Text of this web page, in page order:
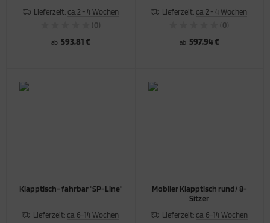
Lieferzeit: ca. 2 - 4 Wochen
(0)
ab 593,81 €
Lieferzeit: ca. 2 - 4 Wochen
(0)
ab 597,94 €
Klapptisch- fahrbar "SP-Line"
Lieferzeit: ca. 6-14 Wochen
Mobiler Klapptisch rund/ 8-
Sitzer
Lieferzeit: ca. 6-14 Wochen